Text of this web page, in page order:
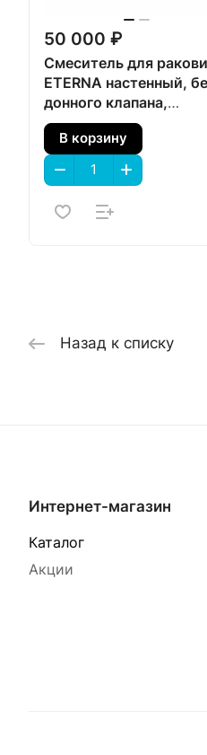
50 000 ₽
Смеситель для
ETERNA настенный,
донного клапана,
брашированная медь
В корзину
Назад к списку
Интернет-магазин
Каталог
Акции